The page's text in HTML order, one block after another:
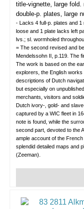
title-vignette, large fold.
double-p. plates, large
- Lacks 4 full-p. plates and 1
loose and 1 plate lacks left
lvs.; sl. wormholed
= The second revised and
Mendelssohn II, p.119. The
The work is based on the
explorers, the English
descriptions of Dutch
but especially on
merchants, visitors and
Dutch ivory-, gold- and
captured by a WIC fleet in
note is found, while the
second part, devoted to the
ample account of the
splendid detailed maps and
(Zeeman).